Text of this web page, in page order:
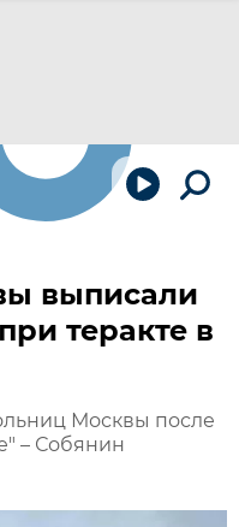
выписали
теракте в
Москвы после
– Собянин